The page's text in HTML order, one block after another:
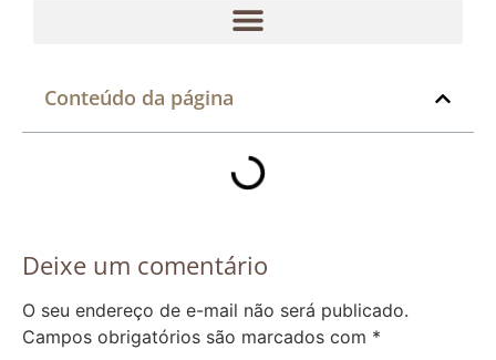
Conteúdo da página
Deixe um comentário
O seu endereço de e-mail não será publicado.
Campos obrigatórios são marcados com *